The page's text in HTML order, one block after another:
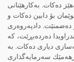
دەكات. بەكارهێنانی
بۆ دابین دەكات و
دەضمنێت. دادپەروەری
١٠٠ داخوازی خوێندراویدا دەردەبڕێت، كە
دیاری دەكات. بە
سەرمایەگذاری